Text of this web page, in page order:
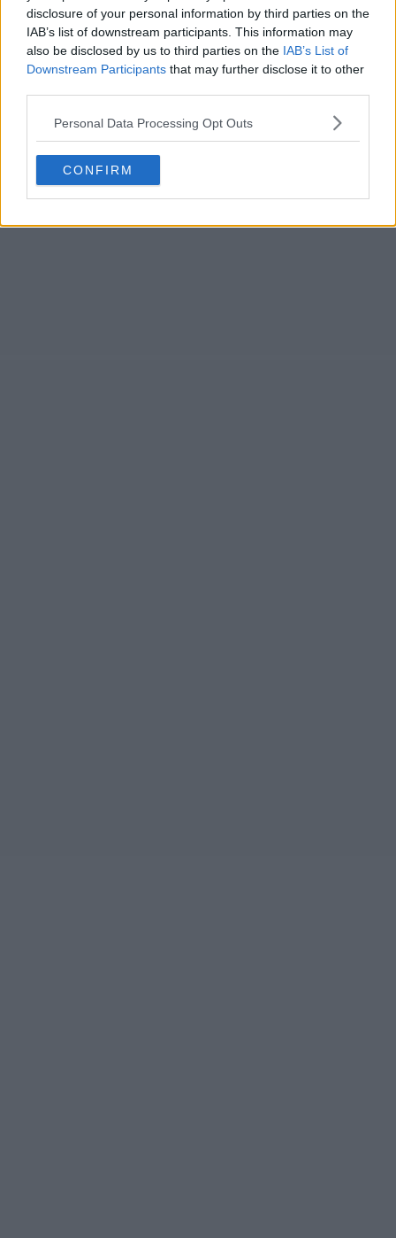
disclosure of your personal information by third parties on the
IAB’s list of downstream participants. This information may
also be disclosed by us to third parties on the IAB’s List of
Downstream Participants that may further disclose it to other
Personal Data Processing Opt Outs
CONFIRM